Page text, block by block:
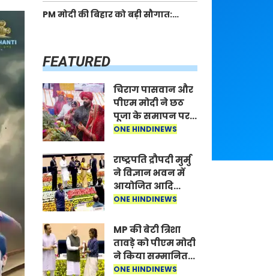
सम्मानित किया
किया सम्मानित, राष्ट्रीय स्तर पर लहराया
कौशल विकास का परचम
PM मोदी की बिहार को बड़ी सौगात:
FEATURED
चिराग पासवान और
पीएम मोदी ने छठ
पूजा के समापन पर
देशवासियों को दी
मैया से देश की
समृद्धि की
कामना की
ONE HINDINEWS
राष्ट्रपति द्रौपदी मुर्मु
ने विज्ञान भवन में
आयोजित आदि
कर्मयोगी अभियान
में मध्यप्रदेश को
सम्मानित किया
ONE HINDINEWS
MP की बेटी त्रिशा
तावड़े को पीएम मोदी
ने किया सम्मानित,
राष्ट्रीय स्तर पर
ONE HINDINEWS